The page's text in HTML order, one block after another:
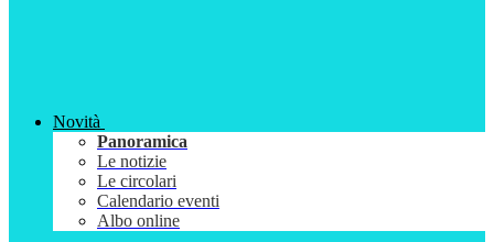
Novità
Panoramica
Le notizie
Le circolari
Calendario eventi
Albo online